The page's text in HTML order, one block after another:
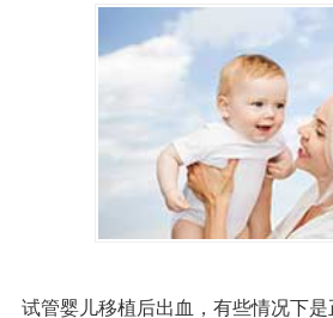
试管婴儿移植后出血，有些情况下是